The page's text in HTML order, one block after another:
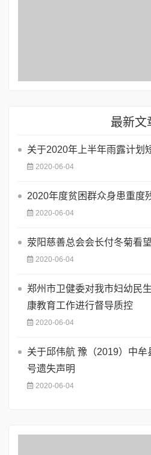
最新文
关于2020年上半年雨露计划
2020-06-04
2020年度贫困群众身患重度
2020-06-04
荥阳慈善总会会长付冬菊看
2020-06-04
郑州市卫健委对我市妇幼民
康教育工作进行督导质控
2020-06-04
关于邱伟航 豫（2019）中
号遗失声明
2020-06-04